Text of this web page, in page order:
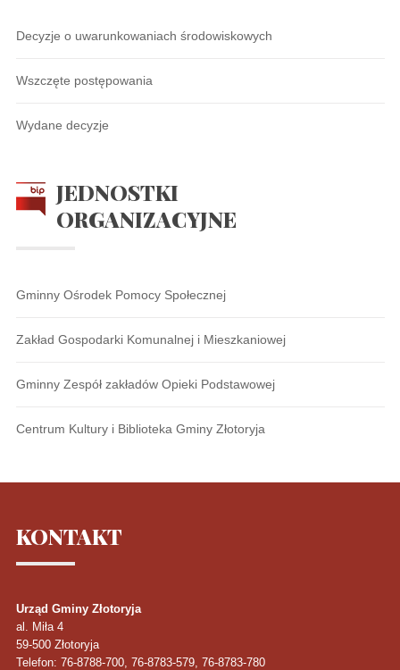
Decyzje o uwarunkowaniach środowiskowych
Wszczęte postępowania
Wydane decyzje
JEDNOSTKI
ORGANIZACYJNE
Gminny Ośrodek Pomocy Społecznej
Zakład Gospodarki Komunalnej i Mieszkaniowej
Gminny Zespół zakładów Opieki Podstawowej
Centrum Kultury i Biblioteka Gminy Złotoryja
KONTAKT
Urząd Gminy Złotoryja
al. Miła 4
59-500 Złotoryja
Telefon: 76-8788-700, 76-8783-579, 76-8783-780